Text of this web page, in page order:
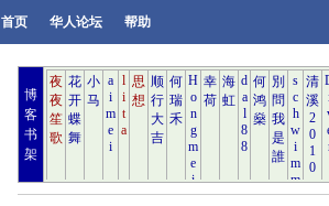
首页 华人论坛 帮助
博
客
书
架